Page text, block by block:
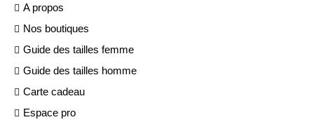
A propos
Nos boutiques
Guide des tailles femme
Guide des tailles homme
Carte cadeau
Espace pro